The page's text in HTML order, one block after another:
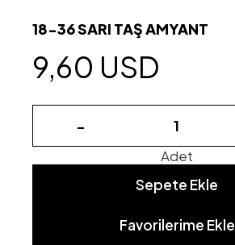
18-36 SARI TAŞ AMYANT
9,60 USD
-
Adet
Sepete Ekle
Favorilerime Ekle